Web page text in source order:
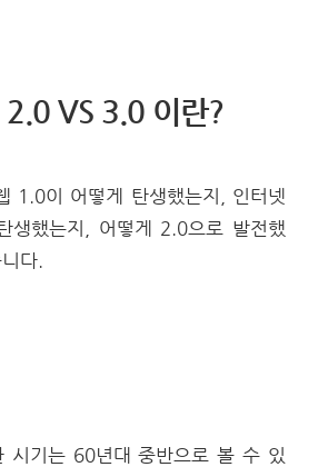
VS 3.0 이란?
1.0이 어떻게 탄생했는지, 인터넷
생했는지, 어떻게 2.0으로 발전했
다.
시기는 60년대 중반으로 볼 수 있